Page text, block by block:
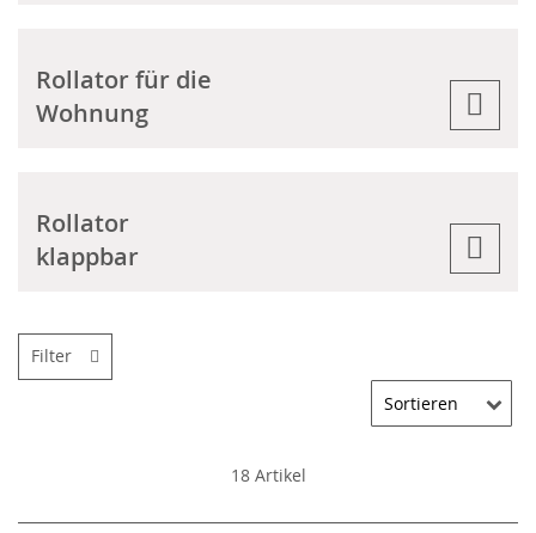
Rollator für die
Wohnung
Rollator
klappbar
18Artikel
Filter